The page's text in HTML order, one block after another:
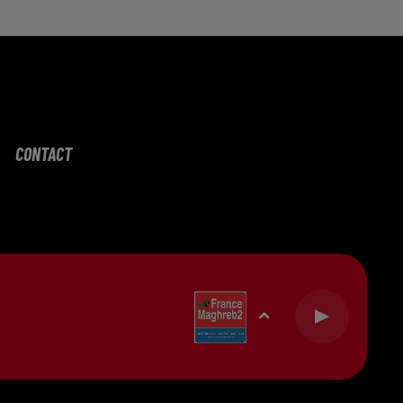
CONTACT